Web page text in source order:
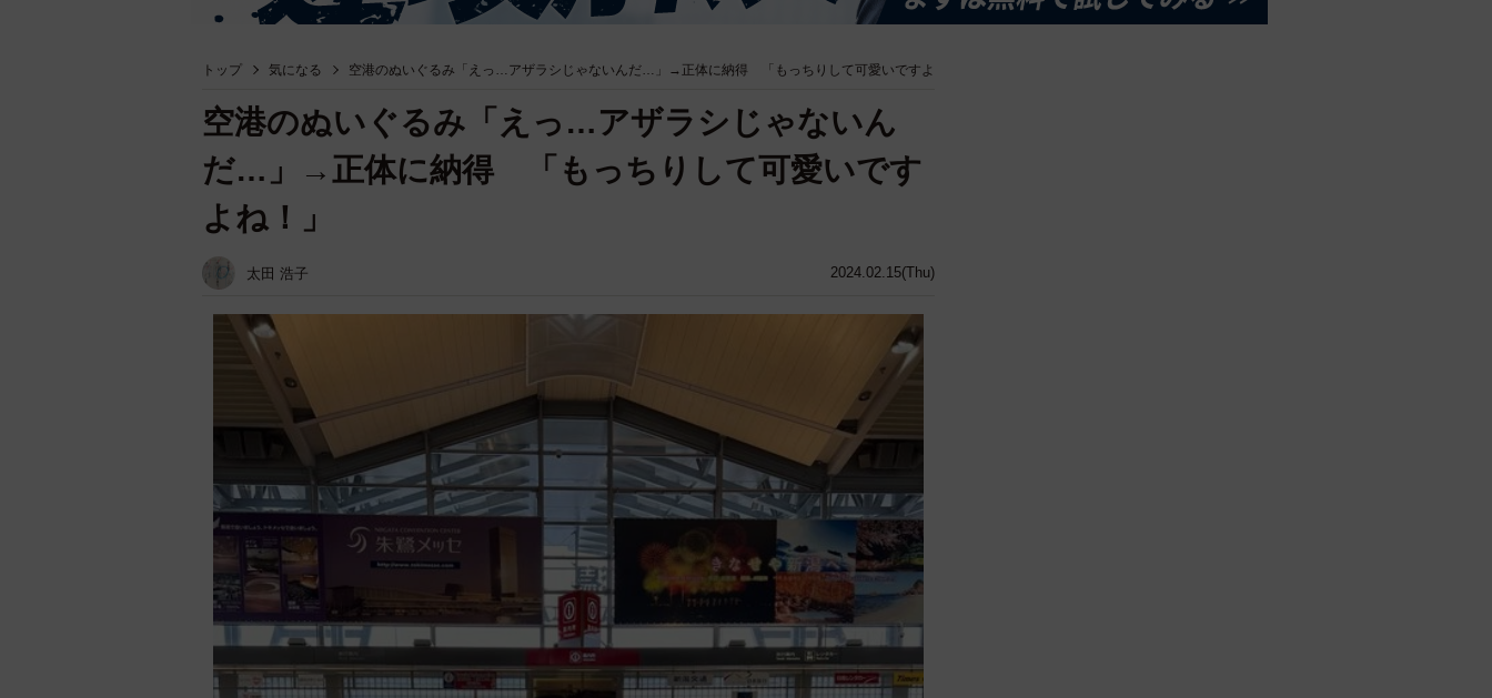
トップ 気になる 空港のぬいぐるみ「えっ…アザラシじゃないんだ…」→正体に納得 「もっちりして可愛いですよ
2024.02.15(Thu)
空港のぬいぐるみ「えっ…アザラシじゃないん
だ…」→正体に納得 「もっちりして可愛いです
よね！」
太田 浩子